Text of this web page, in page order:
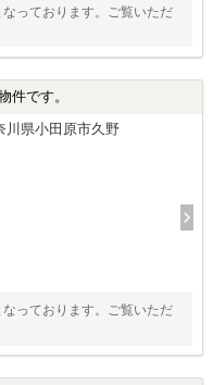
っております。ご覧いただ
件です。
川県小田原市久野
っております。ご覧いただ